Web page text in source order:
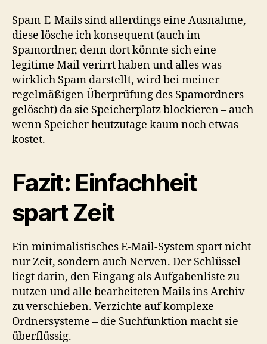
Spam-E-Mails sind allerdings eine Ausnahme,
diese lösche ich konsequent (auch im
Spamordner, denn dort könnte sich eine
legitime Mail verirrt haben und alles was
wirklich Spam darstellt, wird bei meiner
regelmäßigen Überprüfung des Spamordners
gelöscht) da sie Speicherplatz blockieren – auch
wenn Speicher heutzutage kaum noch etwas
kostet.
Fazit: Einfachheit
spart Zeit
Ein minimalistisches E-Mail-System spart nicht
nur Zeit, sondern auch Nerven. Der Schlüssel
liegt darin, den Eingang als Aufgabenliste zu
nutzen und alle bearbeiteten Mails ins Archiv
zu verschieben. Verzichte auf komplexe
Ordnersysteme – die Suchfunktion macht sie
überflüssig.